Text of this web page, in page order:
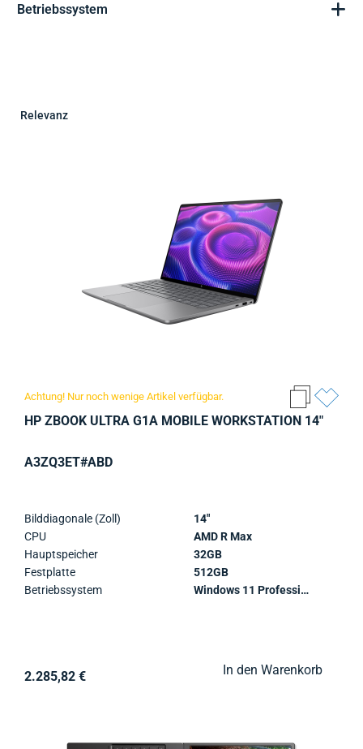
Betriebssystem
Relevanz
Achtung! Nur noch wenige Artikel verfügbar.
HP ZBOOK ULTRA G1A MOBILE WORKSTATION 14"
A3ZQ3ET#ABD
Bilddiagonale (Zoll)
CPU
Hauptspeicher
Festplatte
Betriebssystem
14"
AMD R Max
32GB
512GB
Windows 11 Professional
2.285,82 € In den Warenkorb